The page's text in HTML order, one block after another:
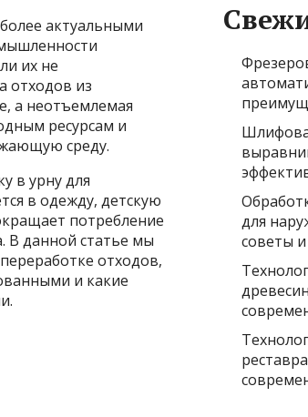
актуальными
их не
отходов из
а неотъемлемая
ресурсам и
среду.
в урну для
в одежду, детскую
потребление
В данной статье мы
отходов,
и какие
для
советы